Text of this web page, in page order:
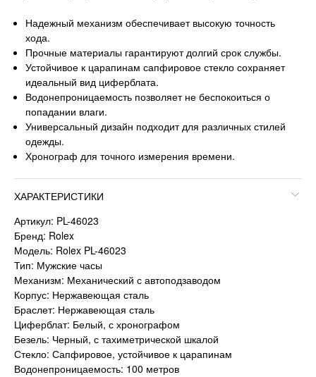
Надежный механизм обеспечивает высокую точность
хода.
Прочные материалы гарантируют долгий срок службы.
Устойчивое к царапинам сапфировое стекло сохраняет
идеальный вид циферблата.
Водонепроницаемость позволяет не беспокоиться о
попадании влаги.
Универсальный дизайн подходит для различных стилей
одежды.
Хронограф для точного измерения времени.
ХАРАКТЕРИСТИКИ
Артикул: PL-46023
Бренд: Rolex
Модель: Rolex PL-46023
Тип: Мужские часы
Механизм: Механический с автоподзаводом
Корпус: Нержавеющая сталь
Браслет: Нержавеющая сталь
Циферблат: Белый, с хронографом
Безель: Черный, с тахиметрической шкалой
Стекло: Сапфировое, устойчивое к царапинам
Водонепроницаемость: 100 метров